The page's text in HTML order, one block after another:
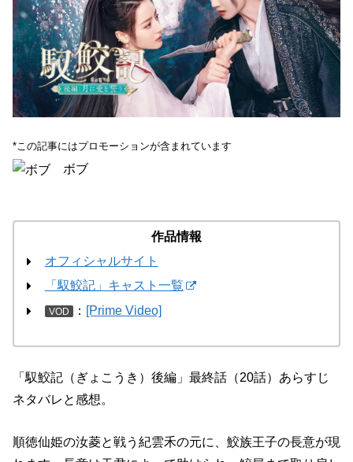
*この記事にはプロモーションが含まれています
ボブ
作品情報
オフィシャルサイト
「馭鮫記」キャスト一覧
VOD ： [Prime Video]
「馭鮫記（ぎょこうき）後編」最終話（20話）あらすじ
ネタバレと感想。
順徳仙姫の汝菱と戦う紀雲禾の元に、鮫族王子の長意が現